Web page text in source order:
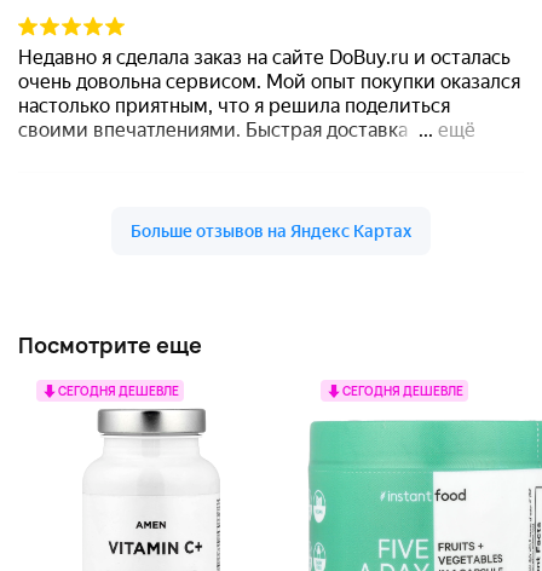
Посмотрите еще
СЕГОДНЯ ДЕШЕВЛЕ СЕГОДНЯ ДЕШЕВЛЕ